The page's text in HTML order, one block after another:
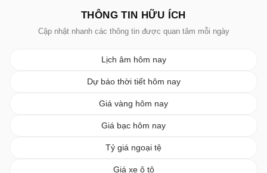
THÔNG TIN HỮU ÍCH
Cập nhật nhanh các thông tin được quan tâm mỗi ngày
Lịch âm hôm nay
Dự báo thời tiết hôm nay
Giá vàng hôm nay
Giá bạc hôm nay
Tỷ giá ngoại tệ
Giá xe ô tô